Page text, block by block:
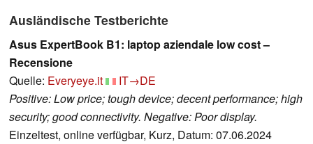
Ausländische Testberichte
Asus ExpertBook B1: laptop aziendale low cost –
Recensione
Quelle: Everyeye.it
IT→DE
Positive: Low price; tough device; decent performance; high
security; good connectivity. Negative: Poor display.
Einzeltest, online verfügbar, Kurz, Datum: 07.06.2024